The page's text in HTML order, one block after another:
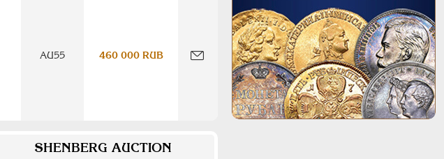
AU55 460 000 RUB
SHENBERG AUCTION